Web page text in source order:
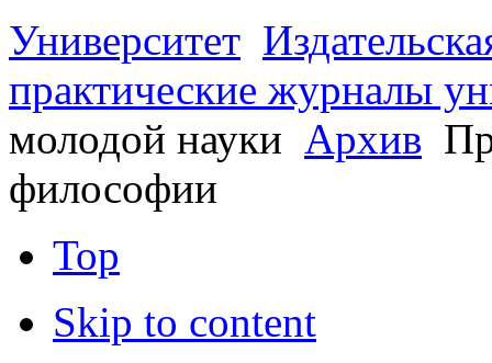
Университет
практические журналы
молодой науки Архив
философии
Top
Skip to content